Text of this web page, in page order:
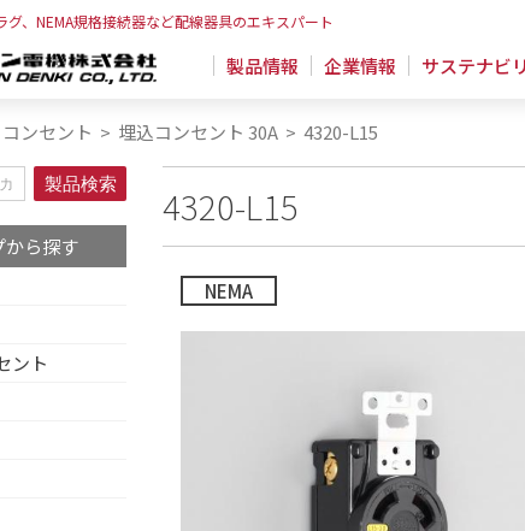
、NEMA規格接続器など配線器具のエキスパート
製品情報 企業情報 サステナビ
コンセント > 埋込コンセント 30A > 4320-L15
から探す
ント
4320-L15
NEMA